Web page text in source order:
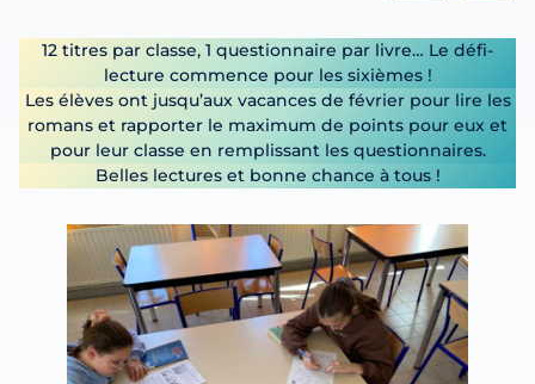
12 titres par classe, 1 questionnaire par livre… Le défi-
lecture commence pour les sixièmes !
Les élèves ont jusqu’aux vacances de février pour lire les
romans et rapporter le maximum de points pour eux et
pour leur classe en remplissant les questionnaires.
Belles lectures et bonne chance à tous !